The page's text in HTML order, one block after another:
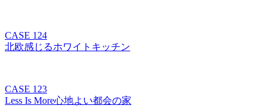
CASE 124
北欧感じるホワイトキッチン
CASE 123
Less Is More心地よい都会の家